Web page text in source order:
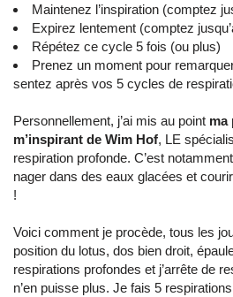
Maintenez l’inspiration (comptez
Expirez lentement (comptez
Répétez ce cycle 5 fois (ou plus)
Prenez un moment pour
sentez après vos 5 cycles de
Personnellement, j’ai mis au point ma
m’inspirant de Wim Hof, LE
respiration profonde. C’est
nager dans des eaux glacées et
!
Voici comment je procède, tous les
position du lotus, dos bien droit,
respirations profondes et j’arrête de
n’en puisse plus. Je fais 5